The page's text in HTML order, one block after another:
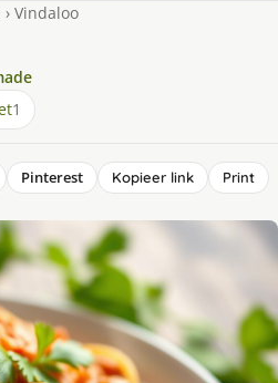
› Vindaloo
1
Pinterest Kopieer link Print